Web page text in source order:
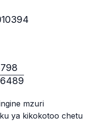
< 0.010394
<
mzuri
ya kikokotoo chetu